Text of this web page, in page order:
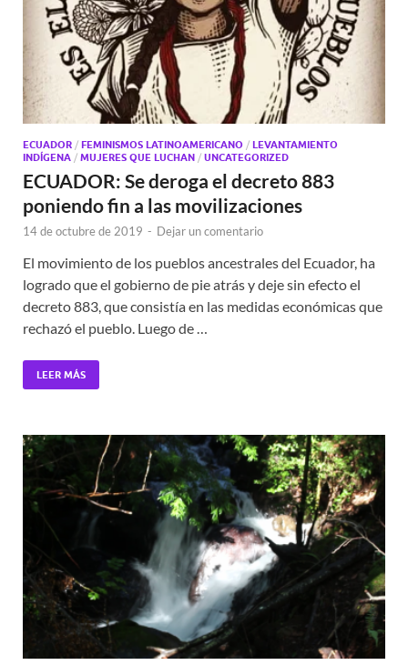
ECUADOR / FEMINISMOS LATINOAMERICANO / LEVANTAMIENTO
INDÍGENA / MUJERES QUE LUCHAN / UNCATEGORIZED
ECUADOR: Se deroga el decreto 883
poniendo fin a las movilizaciones
14 de octubre de 2019 - Dejar un comentario
El movimiento de los pueblos ancestrales del Ecuador, ha
logrado que el gobierno de pie atrás y deje sin efecto el
decreto 883, que consistía en las medidas económicas que
rechazó el pueblo. Luego de …
LEER MÁS